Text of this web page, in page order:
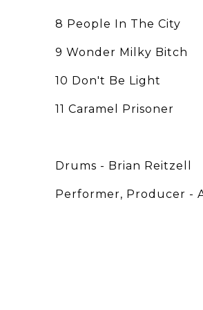
8 People In The City
9 Wonder Milky Bitch
10 Don't Be Light
11 Caramel Prisoner
Drums - Brian Reitzell
Performer, Producer -